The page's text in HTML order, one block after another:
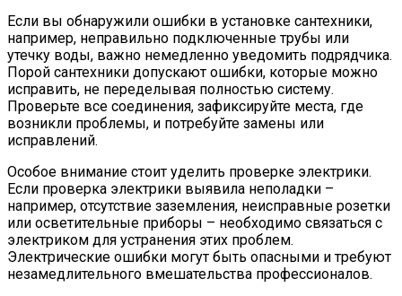
Если вы обнаружили ошибки в установке сантехники,
например, неправильно подключенные трубы или
утечку воды, важно немедленно уведомить подрядчика.
Порой сантехники допускают ошибки, которые можно
исправить, не переделывая полностью систему.
Проверьте все соединения, зафиксируйте места, где
возникли проблемы, и потребуйте замены или
исправлений.
Особое внимание стоит уделить проверке электрики.
Если проверка электрики выявила неполадки –
например, отсутствие заземления, неисправные розетки
или осветительные приборы – необходимо связаться с
электриком для устранения этих проблем.
Электрические ошибки могут быть опасными и требуют
незамедлительного вмешательства профессионалов.